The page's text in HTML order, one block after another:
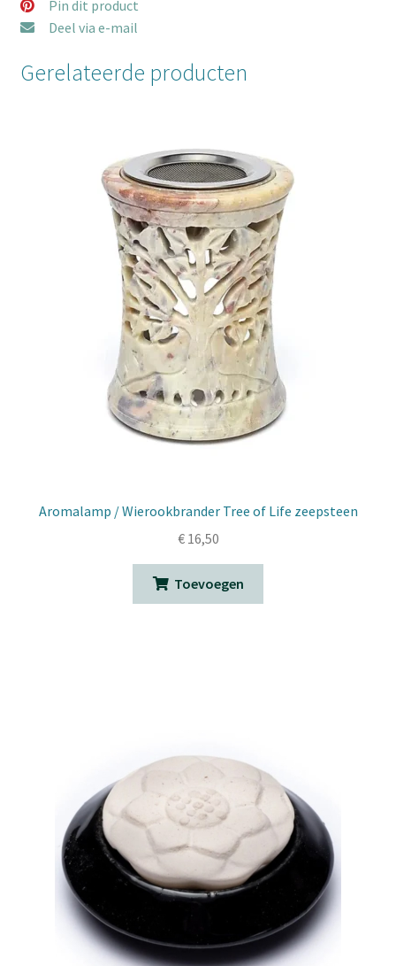
Pin dit product
Deel via e-mail
Gerelateerde producten
Aromalamp / Wierookbrander Tree of Life zeepsteen
€16,50
Toevoegen